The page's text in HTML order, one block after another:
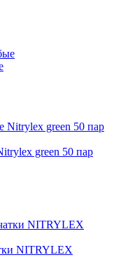
green 50 пар
NITRYLEX